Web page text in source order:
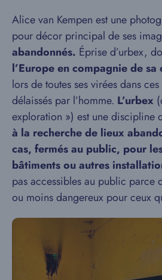
Alice van Kempen est une
pour décor principal de ses
abandonnés. Éprise d’urbex,
l’Europe en compagnie de sa
lors de toutes ses virées dans
délaissés par l’homme. L’urbex
exploration ») est une discipline
à la recherche de lieux
cas, fermés au public, pour
bâtiments ou autres
pas accessibles au public parce
ou moins dangereux pour ceux